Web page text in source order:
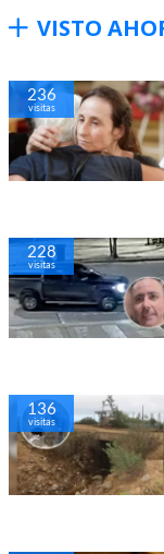
VISTO
236
visitas
228
visitas
136
visitas